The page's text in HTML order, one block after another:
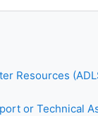
Resources
or Technical